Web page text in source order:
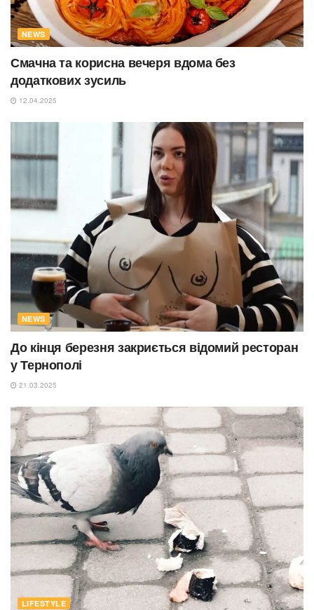
NEWS
Смачна та корисна вечеря вдома без
додаткових зусиль
12.04.2025
NEWS
До кінця березня закриється відомий ресторан
у Тернополі
21.03.2025
LIFESTYLE